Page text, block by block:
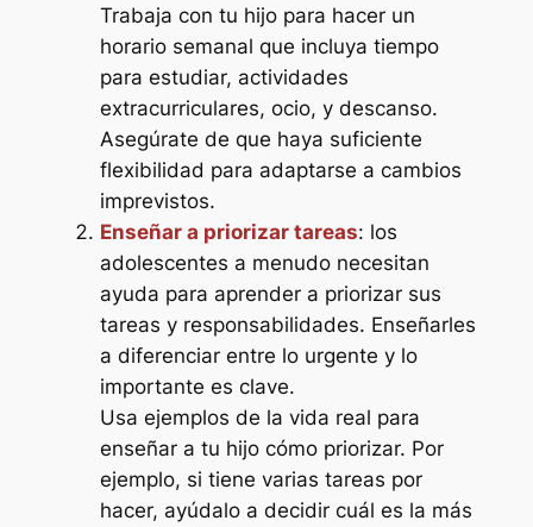
Trabaja con tu hijo para hacer un
horario semanal que incluya tiempo
para estudiar, actividades
extracurriculares, ocio, y descanso.
Asegúrate de que haya suficiente
flexibilidad para adaptarse a cambios
imprevistos.
Enseñar a priorizar tareas: los
adolescentes a menudo necesitan
ayuda para aprender a priorizar sus
tareas y responsabilidades. Enseñarles
a diferenciar entre lo urgente y lo
importante es clave.
Usa ejemplos de la vida real para
enseñar a tu hijo cómo priorizar. Por
ejemplo, si tiene varias tareas por
hacer, ayúdalo a decidir cuál es la más